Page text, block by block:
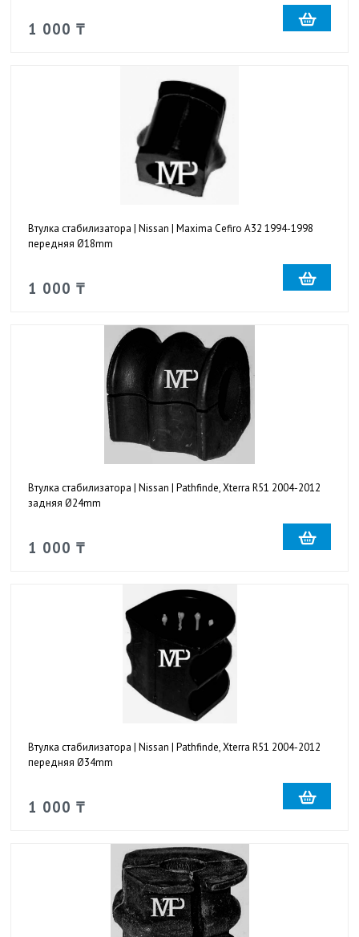
1 000 ₸
Втулка стабилизатора | Nissan | Maxima Cefiro A32 1994-1998
передняя Ø18mm
1 000 ₸
Втулка стабилизатора | Nissan | Pathfinde, Xterra R51 2004-2012
задняя Ø24mm
1 000 ₸
Втулка стабилизатора | Nissan | Pathfinde, Xterra R51 2004-2012
передняя Ø34mm
1 000 ₸